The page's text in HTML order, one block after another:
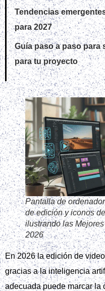
Tendencias
para 2027
Guía paso a paso para
para tu proyecto
Pantalla de
de edición y iconos
ilustrando las
2026
En 2026 la edición de
gracias a la inteligencia
adecuada puede marcar la